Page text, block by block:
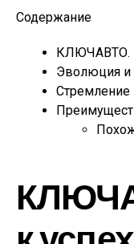
Содержание
КЛЮЧАВТО.
Эволюция и
Стремление